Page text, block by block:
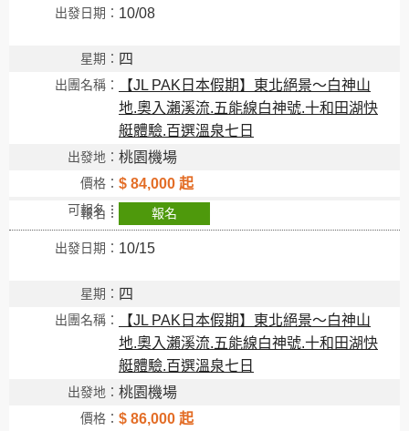
10/08
四
【JL PAK日本假期】東北絕景～白神山
地.奧入瀨溪流.五能線白神號.十和田湖快
艇體驗.百選溫泉七日
桃園機場
$ 84,000 起
報名
10/15
四
【JL PAK日本假期】東北絕景～白神山
地.奧入瀨溪流.五能線白神號.十和田湖快
艇體驗.百選溫泉七日
桃園機場
$ 86,000 起